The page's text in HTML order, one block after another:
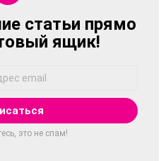
статьи прямо
ящик!
это не спам!